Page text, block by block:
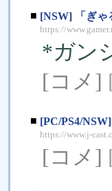
■ [NSW] 「ぎ
https://
*ガン
[コメ]
■ [PC/PS4/
https://www.j-
[コメ]